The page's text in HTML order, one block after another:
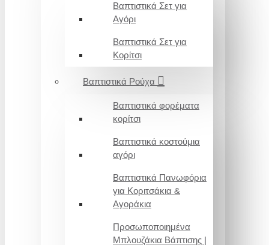
Βαπτιστικά Σετ για
Αγόρι
Βαπτιστικά Σετ για
Κορίτσι
Βαπτιστικά Ρούχα
Βαπτιστικά φορέματα
κορίτσι
Βαπτιστικά κοστούμια
αγόρι
Βαπτιστικά Πανωφόρια
για Κοριτσάκια &
Αγοράκια
Προσωποποιημένα
Μπλουζάκια Βάπτισης |